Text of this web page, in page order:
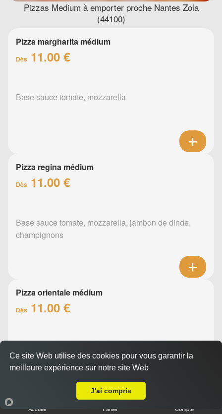
Pizzas Medium à emporter proche Nantes Zola
(44100)
Pizza margharita médium
Dès 11.00 €
Base sauce tomate, mozzarella
Pizza regina médium
Dès 11.00 €
Base sauce tomate, mozzarella, jambon de dinde,
champignons
Pizza orientale médium
Dès 11.00 €
Accueil Panier Compte
Ce site Web utilise des cookies pour vous garantir la
meilleure expérience sur notre site Web
J'ai compris